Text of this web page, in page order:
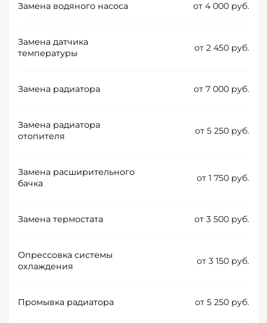
Замена водяного насоса от 4 000 руб.
Замена датчика
температуры
от 2 450 руб.
Замена радиатора от 7 000 руб.
Замена радиатора
отопителя
от 5 250 руб.
Замена расширительного
бачка
от 1 750 руб.
Замена термостата от 3 500 руб.
Опрессовка системы
охлаждения
от 3 150 руб.
Промывка радиатора от 5 250 руб.